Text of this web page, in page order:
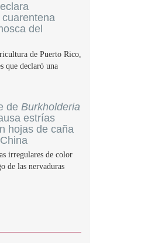
del
de Puerto Rico,
que declaró una
de Burkholderia
estrías
hojas de caña
irregulares de color
de las nervaduras